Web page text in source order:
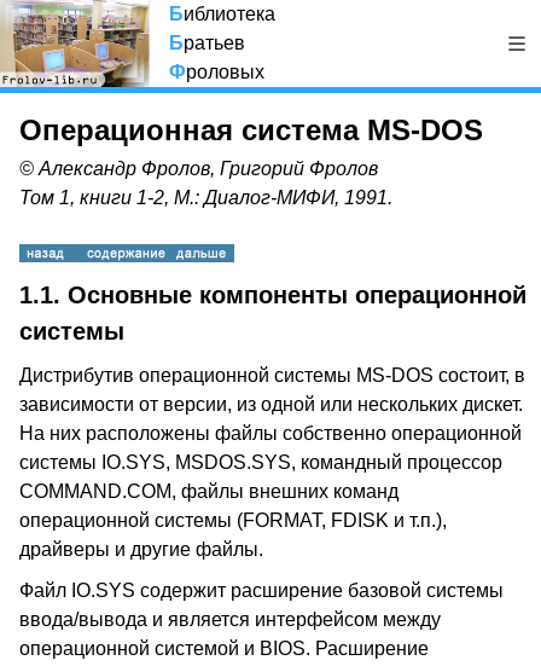
Библиотека
Братьев
Фроловых
Операционная система MS-DOS
© Александр Фролов, Григорий Фролов
Том 1, книги 1-2, М.: Диалог-МИФИ, 1991.
1.1. Основные компоненты операционной
системы
Дистрибутив операционной системы MS-DOS состоит, в
зависимости от версии, из одной или нескольких дискет.
На них расположены файлы собственно операционной
системы IO.SYS, MSDOS.SYS, командный процессор
COMMAND.COM, файлы внешних команд
операционной системы (FORMAT, FDISK и т.п.),
драйверы и другие файлы.
Файл IO.SYS содержит расширение базовой системы
ввода/вывода и является интерфейсом между
операционной системой и BIOS. Расширение